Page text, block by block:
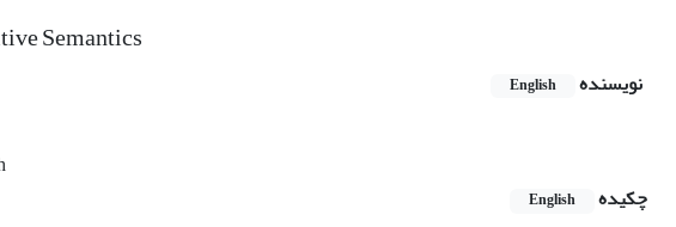
Semantics
نویسنده English
چکیده
English